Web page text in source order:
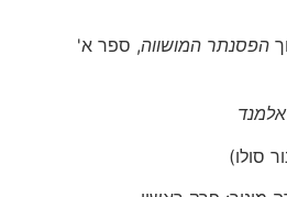
הפסנתר המושווה, ספר א'
אלמנד
סולו)